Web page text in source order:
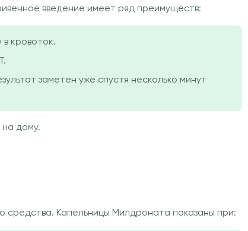
введение имеет ряд преимуществ:
кровоток.
заметен уже спустя несколько минут
дому.
средства. Капельницы Милдроната показаны при: